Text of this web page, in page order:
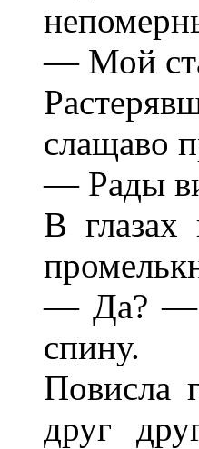
— Мой
слащаво
— Рады
В глазах
— Да? —
спину.
Повисла
друг